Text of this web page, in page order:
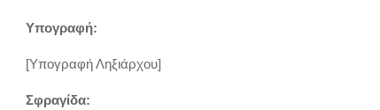
Υπογραφή:
[Υπογραφή Ληξιάρχου]
Σφραγίδα: